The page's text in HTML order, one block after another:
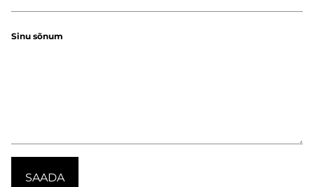
Sinu sõnum